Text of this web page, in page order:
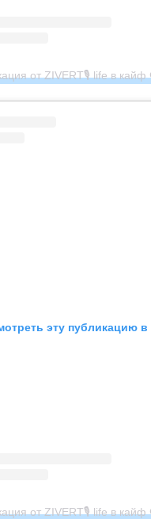
от ZIVERT🎙 life в кайф
эту публикацию в
от ZIVERT🎙 life в кайф